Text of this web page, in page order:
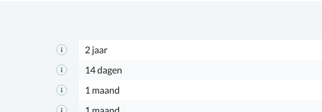
2 jaar
14 dagen
1 maand